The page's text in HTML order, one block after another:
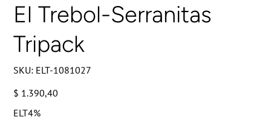
El Trebol-Serranitas
Tripack
SKU: SKU
ELT-
ELT-1081027
Precio
$ 1.390,40
ELT4%